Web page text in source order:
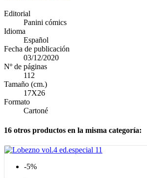
Editorial
Panini cómics
Idioma
Español
Fecha de publicación
03/12/2020
Nº de páginas
112
Tamaño (cm.)
17X26
Formato
Cartoné
16 otros productos en la misma categoría:
-5%